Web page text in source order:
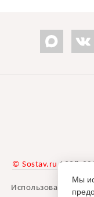
© Sostav.ru 1998-
Использование
Мы